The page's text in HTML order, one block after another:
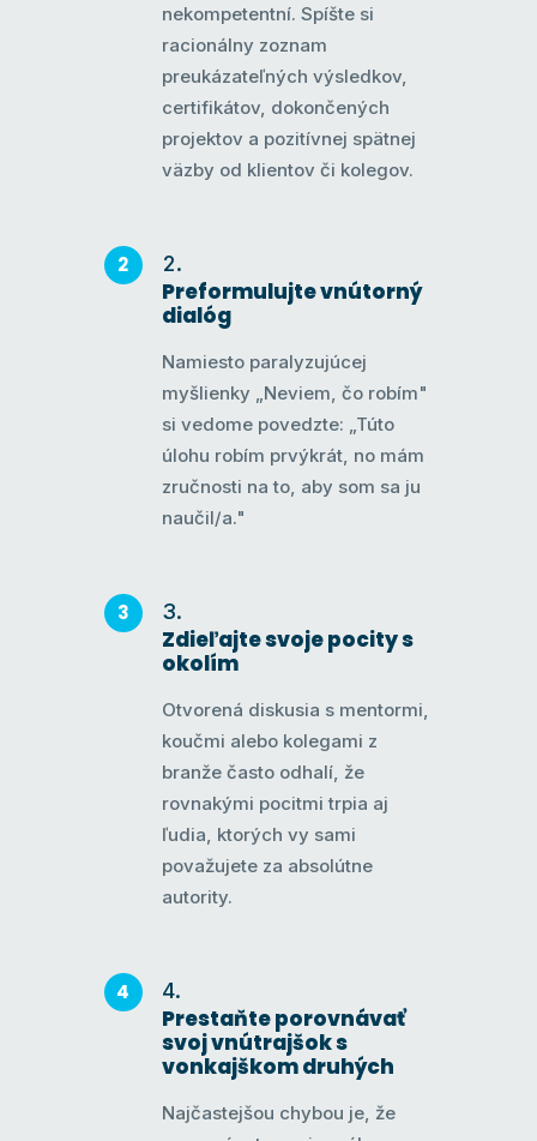
nekompetentní. Spíšte si
racionálny zoznam
preukázateľných výsledkov,
certifikátov, dokončených
projektov a pozitívnej spätnej
väzby od klientov či kolegov.
Preformulujte vnútorný
dialóg
Namiesto paralyzujúcej
myšlienky „Neviem, čo robím"
si vedome povedzte: „Túto
úlohu robím prvýkrát, no mám
zručnosti na to, aby som sa ju
naučil/a."
Zdieľajte svoje pocity s
okolím
Otvorená diskusia s mentormi,
koučmi alebo kolegami z
branže často odhalí, že
rovnakými pocitmi trpia aj
ľudia, ktorých vy sami
považujete za absolútne
autority.
Prestaňte porovnávať
svoj vnútrajšok s
vonkajškom druhých
Najčastejšou chybou je, že